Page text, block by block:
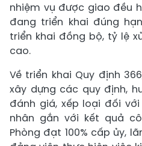
nhiệm vụ được giao đều
đang triển khai đúng
triển khai đồng bộ, tỷ lệ
cao.
Về triển khai Quy định
xây dựng các quy định,
đánh giá, xếp loại đối
nhân gắn với kết quả
Phòng đạt 100% cấp ủy,